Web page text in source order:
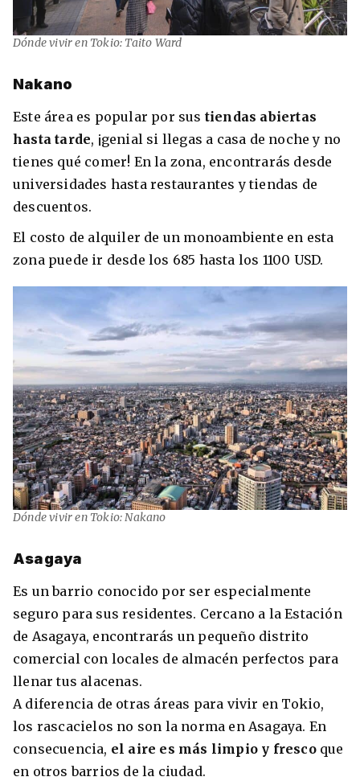
Dónde vivir en Tokio: Taito Ward
Nakano
Este área es popular por sus tiendas abiertas
hasta tarde, ¡genial si llegas a casa de noche y no
tienes qué comer! En la zona, encontrarás desde
universidades hasta restaurantes y tiendas de
descuentos.
El costo de alquiler de un monoambiente en esta
zona puede ir desde los 685 hasta los 1100 USD.
Dónde vivir en Tokio: Nakano
Asagaya
Es un barrio conocido por ser especialmente
seguro para sus residentes. Cercano a la Estación
de Asagaya, encontrarás un pequeño distrito
comercial con locales de almacén perfectos para
llenar tus alacenas.
A diferencia de otras áreas para vivir en Tokio,
los rascacielos no son la norma en Asagaya. En
consecuencia, el aire es más limpio y frescoque
en otros barrios de la ciudad.